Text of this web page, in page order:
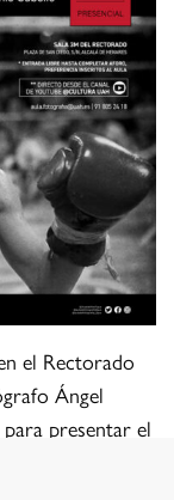
el Rectorado
Ángel
presentar el